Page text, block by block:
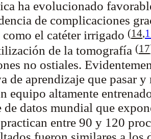
ha evolucionado
de complicaciones
como el catéter irrigado (14,
de la tomografía (17
no ostiales.
de aprendizaje que pasar
equipo altamente
de datos mundial que
entre 90 y 120